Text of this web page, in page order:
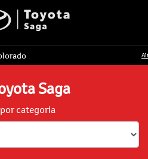
Saga
categoria